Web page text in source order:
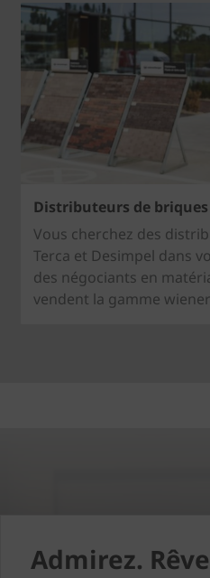
Distributeurs de briques
Vous cherchez des
Terca et Desimpel dans
des négociants en
vendent la gamme
Admirez.